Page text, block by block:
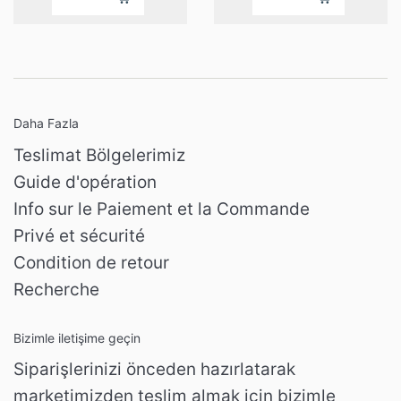
Daha Fazla
Teslimat Bölgelerimiz
Guide d'opération
Info sur le Paiement et la Commande
Privé et sécurité
Condition de retour
Recherche
Bizimle iletişime geçin
Siparişlerinizi önceden hazırlatarak
marketimizden teslim almak için bizimle